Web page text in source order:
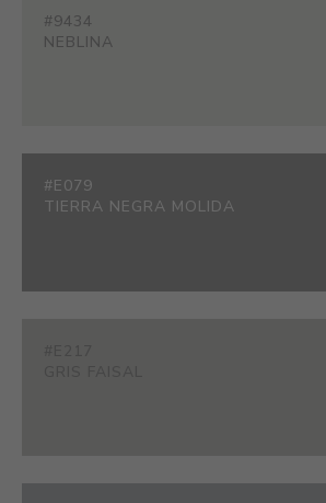
#9434
NEBLINA
#E079
TIERRA NEGRA MOLIDA